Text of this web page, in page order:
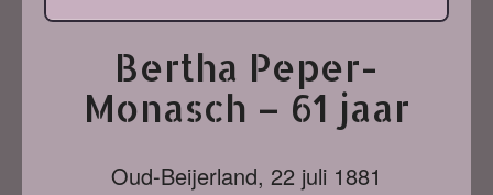
Bertha Peper-
Monasch – 61 jaar
Oud-Beijerland, 22 juli 1881